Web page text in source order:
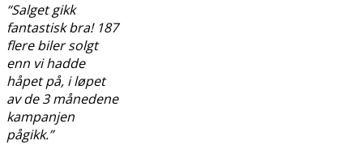
“Salget gikk
fantastisk bra! 187
flere biler solgt
enn vi hadde
håpet på, i løpet
av de 3 månedene
kampanjen
pågikk.”